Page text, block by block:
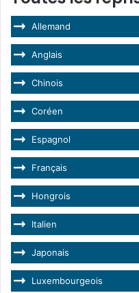
Allemand
Anglais
Chinois
Coréen
Espagnol
Français
Hongrois
Italien
Japonais
Luxembourgeois